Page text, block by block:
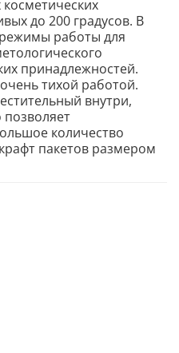
до 200 градусов. В
работы для
принадлежностей.
тихой работой.
внутри,
количество
пакетов размером